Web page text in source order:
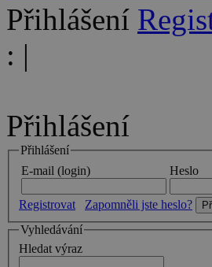
Přihlášení
: |
Přihlášení
Přihlášení
E-mail (login)
Heslo
Registrovat
Zapomněli jste heslo?
Vyhledávání
Hledat výraz